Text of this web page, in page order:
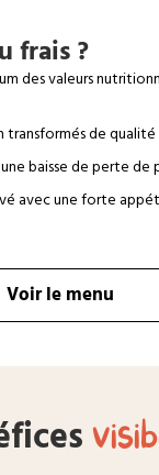
frais ?
des valeurs
transformés de qualité
baisse de perte de
avec une forte
Voir le menu